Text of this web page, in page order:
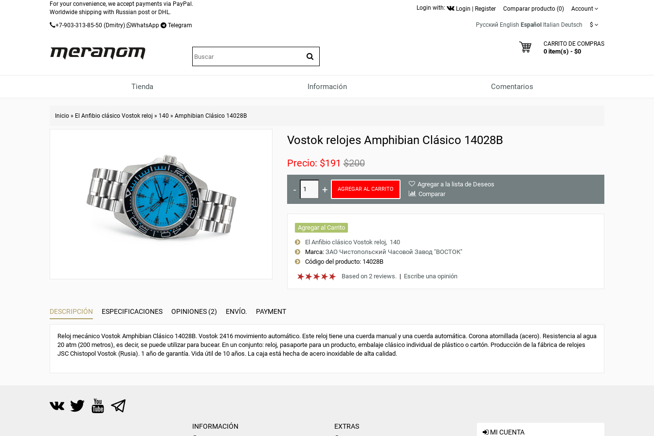
For your convenience, we accept payments via PayPal.
Worldwide shipping with Russian post or DHL.
+7-903-313-85-50 (Dmitry) WhatsApp Telegram
Login with: Login Register Comparar producto (0) Account
Русский English Español Italian Deutsch $
CARRITO DE COMPRAS
0 item(s) - $0
Tienda Información Comentarios
Inicio » El Anfibio clásico Vostok reloj » 140 » Amphibian Clásico 14028B
Vostok relojes Amphibian Clásico 14028B
Precio: $191 $200
AGREGAR AL CARRITO
Agregar a la lista de Deseos
Comparar
Agregar al Carrito
El Anfibio clásico Vostok reloj
140
Marca: ЗАО Чистопольский Часовой Завод "ВОСТОК"
Código del producto:14028B
Based on 2 reviews.| Escribe una opinión
DESCRIPCIÓN ESPECIFICACIONES OPINIONES (2) ENVÍO. PAYMENT
Reloj mecánico Vostok Amphibian Clásico 14028B. Vostok 2416 movimiento automático. Este reloj tiene una cuerda manual y una cuerda automática. Corona atornillada (acero). Resistencia al agua
20 atm (200 metros), es decir, se puede utilizar para bucear. En un conjunto: reloj, pasaporte para un producto, embalaje clásico individual de plástico o cartón. Producción de la fábrica de relojes
JSC Chistopol Vostok (Rusia). 1 año de garantía. Vida útil de 10 años. La caja está hecha de acero inoxidable de alta calidad.
INFORMACIÓN EXTRAS
MI CUENTA